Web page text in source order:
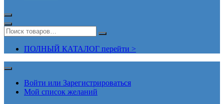
ПОЛНЫЙ КАТАЛОГ перейти >
Войти или Зарегистрироваться
Мой список желаний